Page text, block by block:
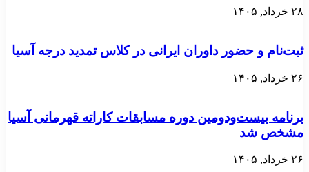
۲۸ خرداد, ۱۴۰۵
ثبت‌نام و حضور داوران ایرانی در کلاس تمدید درجه آسیا
۲۶ خرداد, ۱۴۰۵
برنامه بیست‌ودومین دوره مسابقات کاراته قهرمانی آسیا
مشخص شد
۲۶ خرداد, ۱۴۰۵